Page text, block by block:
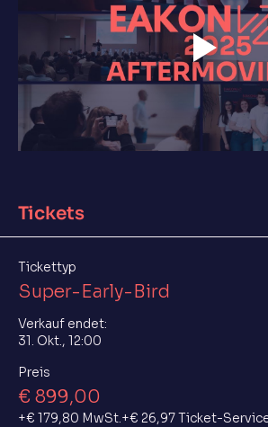
Tickets
Tickettyp
Super-Early-Bird
Verkauf endet:
31. Okt., 12:00
Preis
€ 899,00
+€ 179,80 MwSt.+€ 26,97 Ticket-